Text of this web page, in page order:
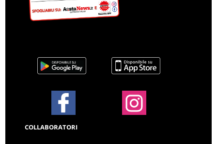
COLLABORATORI